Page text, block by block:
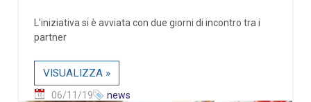
L'iniziativa si è avviata con due giorni di incontro tra i
partner
VISUALIZZA »
06/11/19 news